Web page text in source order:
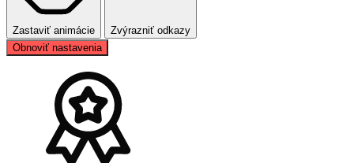
Zastaviť animácie
Zvýrazniť odkazy
Obnoviť nastavenia